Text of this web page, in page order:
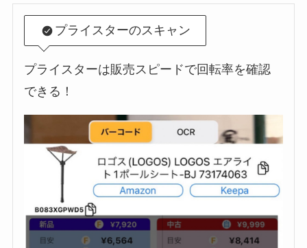
プライスターのスキャン
プライスターは販売スピードで回転率を確認
できる！